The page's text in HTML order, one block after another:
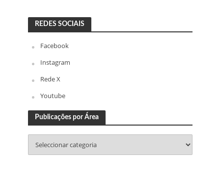
REDES SOCIAIS
Facebook
Instagram
Rede X
Youtube
Publicações por Área